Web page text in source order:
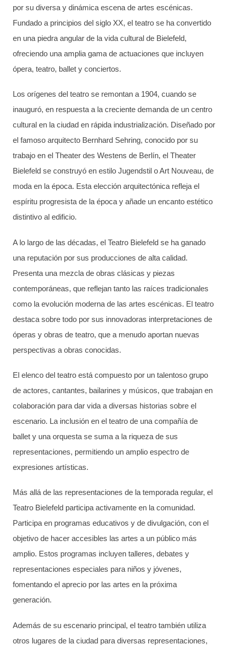
por su diversa y dinámica escena de artes escénicas.
Fundado a principios del siglo XX, el teatro se ha convertido
en una piedra angular de la vida cultural de Bielefeld,
ofreciendo una amplia gama de actuaciones que incluyen
ópera, teatro, ballet y conciertos.
Los orígenes del teatro se remontan a 1904, cuando se
inauguró, en respuesta a la creciente demanda de un centro
cultural en la ciudad en rápida industrialización. Diseñado por
el famoso arquitecto Bernhard Sehring, conocido por su
trabajo en el Theater des Westens de Berlín, el Theater
Bielefeld se construyó en estilo Jugendstil o Art Nouveau, de
moda en la época. Esta elección arquitectónica refleja el
espíritu progresista de la época y añade un encanto estético
distintivo al edificio.
A lo largo de las décadas, el Teatro Bielefeld se ha ganado
una reputación por sus producciones de alta calidad.
Presenta una mezcla de obras clásicas y piezas
contemporáneas, que reflejan tanto las raíces tradicionales
como la evolución moderna de las artes escénicas. El teatro
destaca sobre todo por sus innovadoras interpretaciones de
óperas y obras de teatro, que a menudo aportan nuevas
perspectivas a obras conocidas.
El elenco del teatro está compuesto por un talentoso grupo
de actores, cantantes, bailarines y músicos, que trabajan en
colaboración para dar vida a diversas historias sobre el
escenario. La inclusión en el teatro de una compañía de
ballet y una orquesta se suma a la riqueza de sus
representaciones, permitiendo un amplio espectro de
expresiones artísticas.
Más allá de las representaciones de la temporada regular, el
Teatro Bielefeld participa activamente en la comunidad.
Participa en programas educativos y de divulgación, con el
objetivo de hacer accesibles las artes a un público más
amplio. Estos programas incluyen talleres, debates y
representaciones especiales para niños y jóvenes,
fomentando el aprecio por las artes en la próxima
generación.
Además de su escenario principal, el teatro también utiliza
otros lugares de la ciudad para diversas representaciones,